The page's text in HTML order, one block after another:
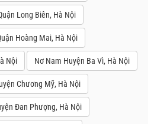
Long Biên, Hà Nội
Hoàng Mai, Hà Nội
Nội Nơ Nam Huyện Ba Vì, Hà Nội
Chương Mỹ, Hà Nội
Đan Phượng, Hà Nội